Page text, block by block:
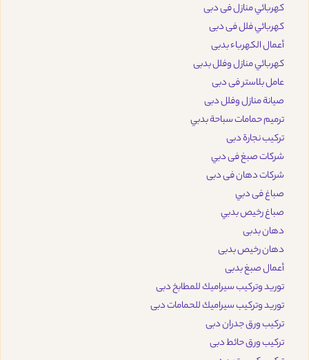
كهربائي منازل فى دبى
كهربائي فلل فى دبى
أعمال الكهرباء بدبى
كهربائي منازل وفلل بدبى
عامل بلاستر فى دبى
صيانة منازل وفلل دبى
ترميم حمامات سباحة بدبي
تركيب نجارة دبى
شركات صبغ فى دبي
شركات دهان فى دبى
صباغ فى دبي
صباغ رخيص بدبي
دهان بدبى
دهان رخيص بدبى
أعمال صبغ بدبى
توريد وتركيب سيراميك للمطابخ دبى
توريد وتركيب سيراميك للحمامات دبى
تركيب ورق جدران دبى
تركيب ورق حائط دبى